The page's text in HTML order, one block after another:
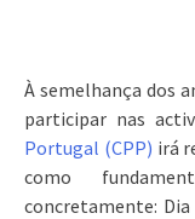
À semelhança dos
participar nas
Portugal (CPP) irá
como
concretamente: